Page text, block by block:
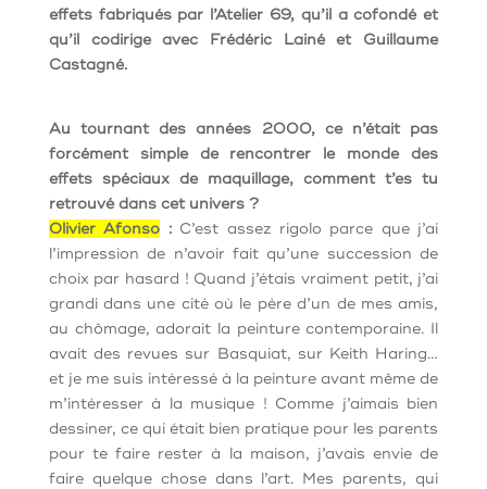
effets fabriqués par l’Atelier 69, qu’il a cofondé et
qu’il codirige avec Frédéric Lainé et Guillaume
Castagné.
Au tournant des années 2000, ce n’était pas
forcément simple de rencontrer le monde des
effets spéciaux de maquillage, comment t’es tu
retrouvé dans cet univers ?
Olivier Afonso :C’est assez rigolo parce que j’ai
l’impression de n’avoir fait qu’une succession de
choix par hasard ! Quand j’étais vraiment petit, j’ai
grandi dans une cité où le père d’un de mes amis,
au chômage, adorait la peinture contemporaine. Il
avait des revues sur Basquiat, sur Keith Haring…
et je me suis intéressé à la peinture avant même de
m’intéresser à la musique ! Comme j’aimais bien
dessiner, ce qui était bien pratique pour les parents
pour te faire rester à la maison, j’avais envie de
faire quelque chose dans l’art. Mes parents, qui